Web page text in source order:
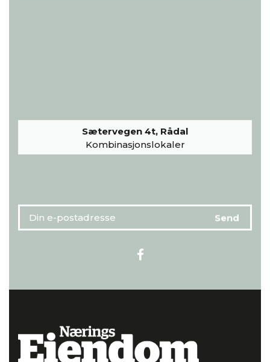
Sætervegen 4t, Rådal
Kombinasjonslokaler